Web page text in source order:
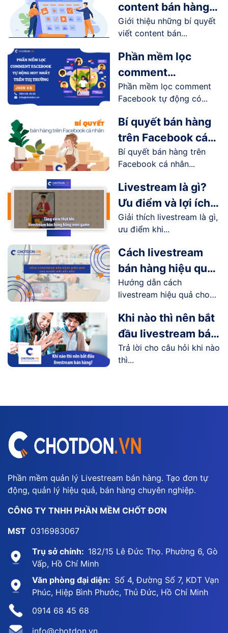
content bán hàng
online trên
Facebook
Giới thiệu những bí quyết
viết content bán...
Phần mềm lọc
comment
Facebook tự động
hot nhất trên thị
trường
Phần mềm lọc comment
Facebook tự động có...
Bí quyết bán hàng
trên Facebook cá
nhân hiệu quả
Bí quyết bán hàng trên
Facebook cá nhân...
Livestream là gì?
Ưu điểm và lợi ích
livestream mang lại
như thế nào?
Giải thích livestream là gì,
ưu điểm khi...
Cách livestream
bán hàng hiệu quả
cho người mới bắt
đầu
Hướng dẫn cách
livestream hiệu quả cho
Khi nào thì nên bắt
đầu livestream bán
hàng?
Trả lời cho câu hỏi khi nào
thì...
Phần mềm quản lý Livestream bán hàng. Tạo đơn tự
động, quản lý hiệu quả, bán hàng chuyên nghiệp.
CÔNG TY TNHH PHẦN MỀM CHỐT ĐƠN
MST 0316983067
Trụ sở chính: 182/15 Lê Đức Thọ. Phường 6, Gò
Vấp, Hồ Chí Minh
Văn phòng đại diện: Số 4, Đường Số 7, KDT Vạn
Phúc, Hiệp Bình Phước, Thủ Đức, Hồ Chí Minh
0914 68 45 68